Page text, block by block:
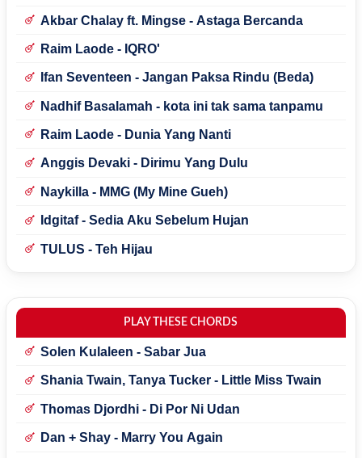
Akbar Chalay ft. Mingse - Astaga Bercanda
Raim Laode - IQRO'
Ifan Seventeen - Jangan Paksa Rindu (Beda)
Nadhif Basalamah - kota ini tak sama tanpamu
Raim Laode - Dunia Yang Nanti
Anggis Devaki - Dirimu Yang Dulu
Naykilla - MMG (My Mine Gueh)
Idgitaf - Sedia Aku Sebelum Hujan
TULUS - Teh Hijau
PLAY THESE CHORDS
Solen Kulaleen - Sabar Jua
Shania Twain, Tanya Tucker - Little Miss Twain
Thomas Djordhi - Di Por Ni Udan
Dan + Shay - Marry You Again